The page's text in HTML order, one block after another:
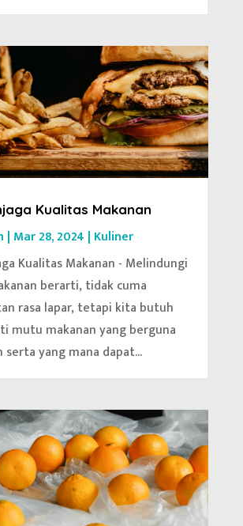
Kualitas Makanan
| Mar 28, 2024 | Kuliner
Kualitas Makanan - Melindungi
berarti, tidak cuma
rasa lapar, tetapi kita butuh
mutu makanan yang berguna
serta yang mana dapat...